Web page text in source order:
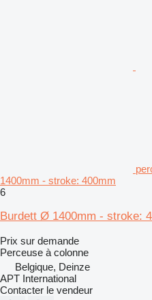
1400mm - stroke: 400mm
6
Burdett Ø 1400mm - stroke:
Prix sur demande
Perceuse à colonne
Belgique, Deinze
APT International
Contacter le vendeur